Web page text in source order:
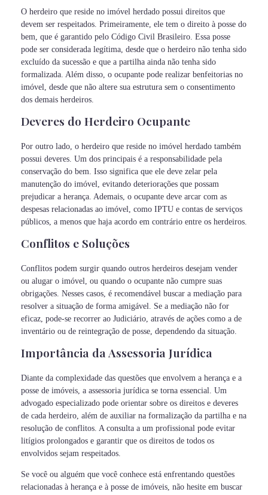
O herdeiro que reside no imóvel herdado possui direitos que
devem ser respeitados. Primeiramente, ele tem o direito à posse do
bem, que é garantido pelo Código Civil Brasileiro. Essa posse
pode ser considerada legítima, desde que o herdeiro não tenha sido
excluído da sucessão e que a partilha ainda não tenha sido
formalizada. Além disso, o ocupante pode realizar benfeitorias no
imóvel, desde que não altere sua estrutura sem o consentimento
dos demais herdeiros.
Deveres do Herdeiro Ocupante
Por outro lado, o herdeiro que reside no imóvel herdado também
possui deveres. Um dos principais é a responsabilidade pela
conservação do bem. Isso significa que ele deve zelar pela
manutenção do imóvel, evitando deteriorações que possam
prejudicar a herança. Ademais, o ocupante deve arcar com as
despesas relacionadas ao imóvel, como IPTU e contas de serviços
públicos, a menos que haja acordo em contrário entre os herdeiros.
Conflitos e Soluções
Conflitos podem surgir quando outros herdeiros desejam vender
ou alugar o imóvel, ou quando o ocupante não cumpre suas
obrigações. Nesses casos, é recomendável buscar a mediação para
resolver a situação de forma amigável. Se a mediação não for
eficaz, pode-se recorrer ao Judiciário, através de ações como a de
inventário ou de reintegração de posse, dependendo da situação.
Importância da Assessoria Jurídica
Diante da complexidade das questões que envolvem a herança e a
posse de imóveis, a assessoria jurídica se torna essencial. Um
advogado especializado pode orientar sobre os direitos e deveres
de cada herdeiro, além de auxiliar na formalização da partilha e na
resolução de conflitos. A consulta a um profissional pode evitar
litígios prolongados e garantir que os direitos de todos os
envolvidos sejam respeitados.
Se você ou alguém que você conhece está enfrentando questões
relacionadas à herança e à posse de imóveis, não hesite em buscar